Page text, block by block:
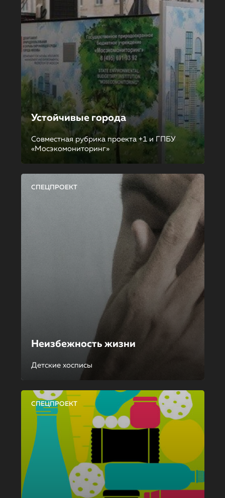
Устойчивые города
Совместная рубрика проекта +1 и ГПБУ
«Мосэкомониторинг»
СПЕЦПРОЕКТ
Неизбежность жизни
Детские хосписы
СПЕЦПРОЕКТ